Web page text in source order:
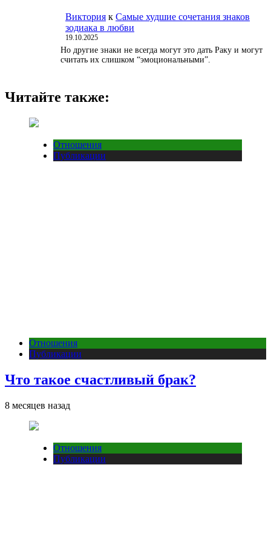
Виктория к Самые худшие сочетания знаков
зодиака в любви
19.10.2025
Но другие знаки не всегда могут это дать Раку и могут
считать их слишком “эмоциональными”.
Читайте также:
Отношения
Публикации
Отношения
Публикации
Что такое счастливый брак?
8 месяцев назад
Отношения
Публикации